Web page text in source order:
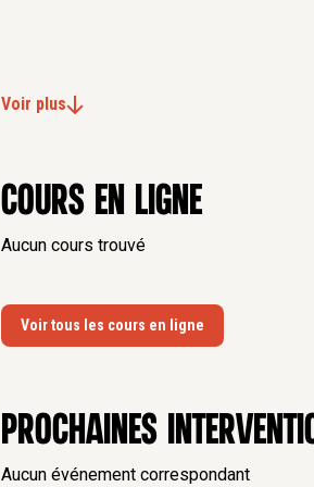
Voir plus
Cours en ligne
Aucun cours trouvé
Voir tous les cours en ligne
Prochaines
Aucun événement correspondant